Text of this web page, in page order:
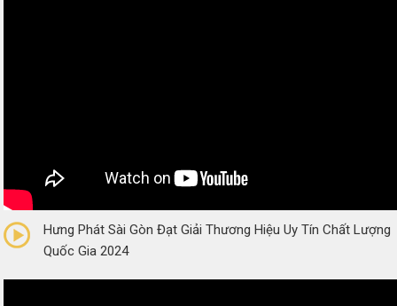
(0 Reviews)
Hưng Phát Sài Gòn Đạt Giải Thương Hiệu Uy Tín Chất Lượng
Quốc Gia 2024